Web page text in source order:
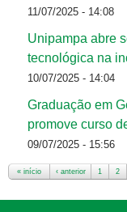
11/07/2025 - 14:08
Unipampa abre
tecnológica na
10/07/2025 - 14:04
Graduação em
promove curso
09/07/2025 - 15:56
« início ‹ anterior 1 2